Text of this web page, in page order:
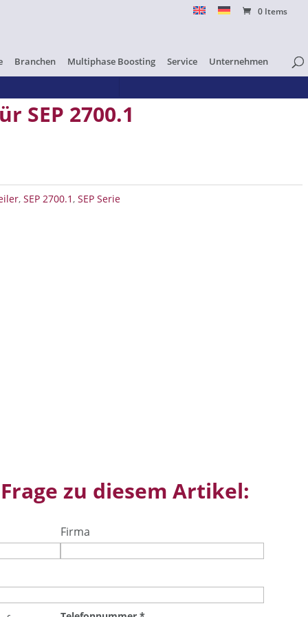
0 Items
Branchen Multiphase Boosting Service Unternehmen
SEP 2700.1
,SEP 2700.1,SEP Serie
zu diesem Artikel:
Firma